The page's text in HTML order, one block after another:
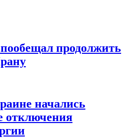
продолжить
начались
отключения